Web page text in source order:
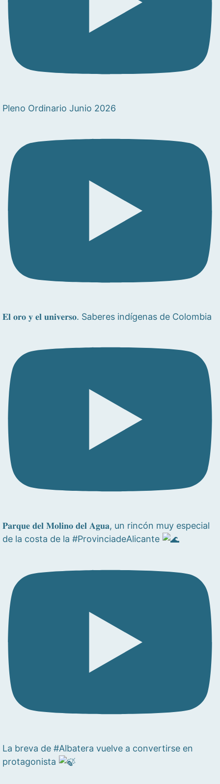
Pleno Ordinario Junio 2026
𝐄𝐥 𝐨𝐫𝐨 𝐲 𝐞𝐥 𝐮𝐧𝐢𝐯𝐞𝐫𝐬𝐨. Saberes indígenas de Colombia
𝐏𝐚𝐫𝐪𝐮𝐞 𝐝𝐞𝐥 𝐌𝐨𝐥𝐢𝐧𝐨 𝐝𝐞𝐥 𝐀𝐠𝐮𝐚, un rincón muy especial
de la costa de la #ProvinciadeAlicante
La breva de #Albatera vuelve a convertirse en
protagonista